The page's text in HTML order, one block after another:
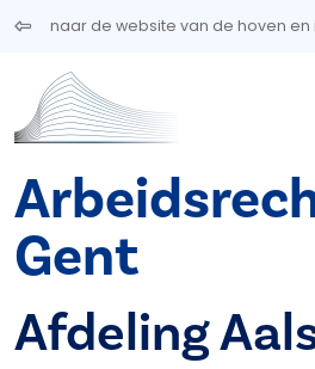
Overslaan en naar de inhoud gaan
naar de website van de hoven
Gent
Afdeling